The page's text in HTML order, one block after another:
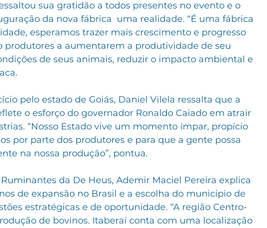
sua gratidão a todos presentes no evento e o
da nova fábrica  uma realidade. “É uma fábrica
esperamos trazer mais crescimento e progresso
produtores a aumentarem a produtividade de seu
de seus animais, reduzir o impacto ambiental e
pelo estado de Goiás, Daniel Vilela ressalta que a
o esforço do governador Ronaldo Caiado em atrair
“Nosso Estado vive um momento ímpar, propício
por parte dos produtores e para que a gente possa
na nossa produção”, pontua.
da De Heus, Ademir Maciel Pereira explica
de expansão no Brasil e a escolha do município de
estratégicas e de oportunidade. “A região Centro-
de bovinos. Itaberaí conta com uma localização